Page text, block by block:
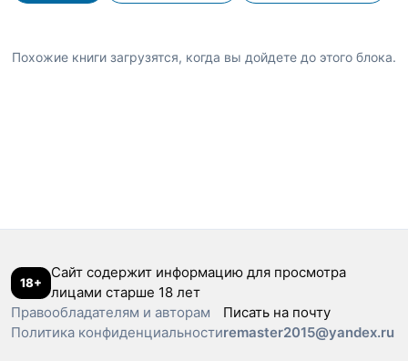
Похожие книги загрузятся, когда вы дойдете до этого блока.
18+
Сайт содержит информацию для просмотра
лицами старше 18 лет
Правообладателям и авторам
Политика конфиденциальности
Писать на почту
remaster2015@yandex.ru